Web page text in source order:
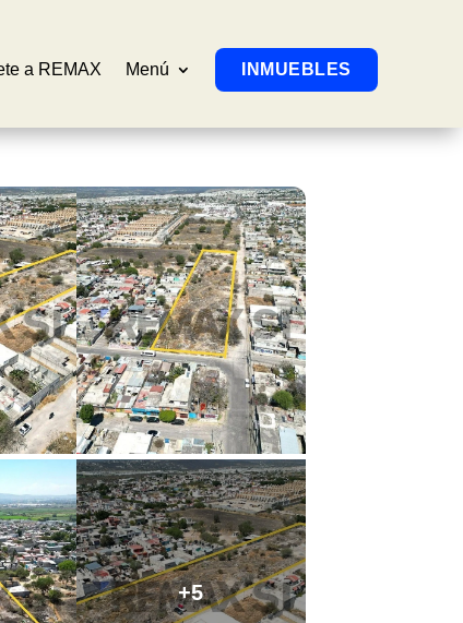
a REMAX Menú INMUEBLES
+5